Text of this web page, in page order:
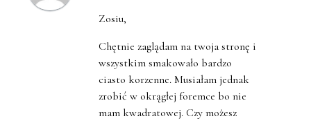
Zosiu,
Chętnie zaglądam na twoja stronę i
wszystkim smakowało bardzo
ciasto korzenne. Musiałam jednak
zrobić w okrągłej foremce bo nie
mam kwadratowej. Czy możesz